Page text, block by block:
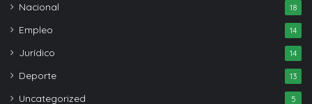
Nacional 18
Empleo 14
Jurídico 14
Deporte 13
Uncategorized 5